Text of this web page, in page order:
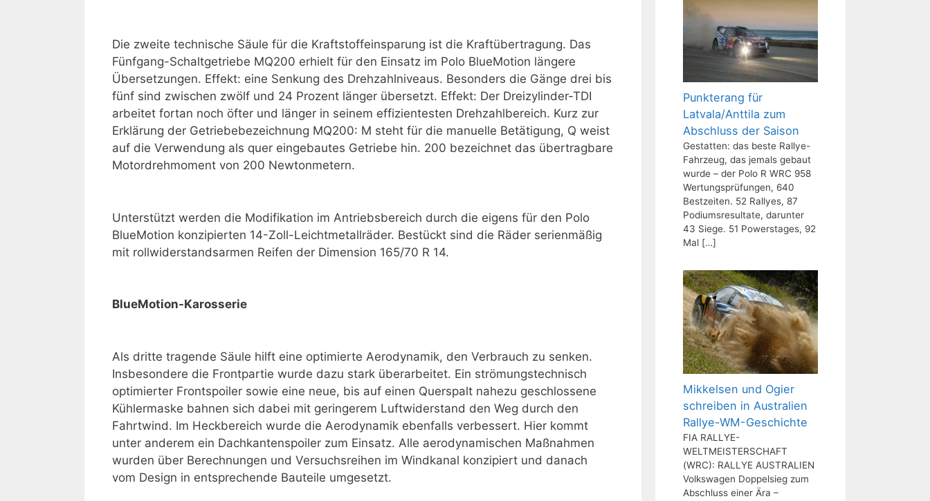
Die zweite technische Säule für die Kraftstoffeinsparung ist die Kraftübertragung. Das
Fünfgang-Schaltgetriebe MQ200 erhielt für den Einsatz im Polo BlueMotion längere
Übersetzungen. Effekt: eine Senkung des Drehzahlniveaus. Besonders die Gänge drei bis
fünf sind zwischen zwölf und 24 Prozent länger übersetzt. Effekt: Der Dreizylinder-TDI
arbeitet fortan noch öfter und länger in seinem effizientesten Drehzahlbereich. Kurz zur
Erklärung der Getriebe­bezeichnung MQ200: M steht für die manuelle Betätigung, Q weist
auf die Verwendung als quer eingebautes Getriebe hin. 200 bezeichnet das übertragbare
Motordrehmoment von 200 Newton­metern.
Unterstützt werden die Modifikation im Antriebsbereich durch die eigens für den Polo
BlueMotion konzipierten 14-Zoll-Leichtmetall­räder. Bestückt sind die Räder serienmäßig
mit rollwiderstandsarmen Reifen der Dimension 165/70 R 14.
BlueMotion-Karosserie
Als dritte tragende Säule hilft eine optimierte Aerodynamik, den Verbrauch zu senken.
Insbesondere die Frontpartie wurde dazu stark überarbeitet. Ein strömungstechnisch
optimierter Frontspoiler sowie eine neue, bis auf einen Querspalt nahezu geschlossene
Kühlermaske bahnen sich dabei mit geringerem Luftwiderstand den Weg durch den
Fahrtwind. Im Heckbereich wurde die Aerodynamik ebenfalls verbessert. Hier kommt
unter anderem ein Dachkantenspoiler zum Einsatz. Alle aerodynamischen Maßnahmen
wurden über Berech­nungen und Versuchsreihen im Windkanal konzipiert und danach
vom Design in entsprechende Bauteile umgesetzt.
Punkterang für
Latvala/Anttila zum
Abschluss der Saison
Gestatten: das beste Rallye-
Fahrzeug, das jemals gebaut
wurde – der Polo R WRC 958
Wertungsprüfungen, 640
Bestzeiten. 52 Rallyes, 87
Podiumsresultate, darunter
43 Siege. 51 Powerstages, 92
Mal […]
Mikkelsen und Ogier
schreiben in Australien
Rallye-WM-Geschichte
FIA RALLYE-
WELTMEISTERSCHAFT
(WRC): RALLYE AUSTRALIEN
Volkswagen Doppelsieg zum
Abschluss einer Ära –